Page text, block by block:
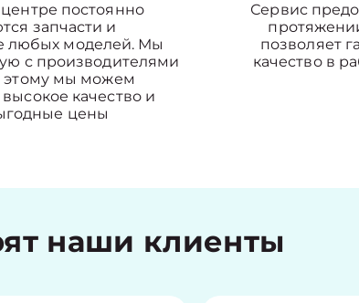
постоянно
запчасти и
любых моделей. Мы
с производителями
этому мы можем
качество и
цены
Сервис
позволяет
качество в
наши клиенты